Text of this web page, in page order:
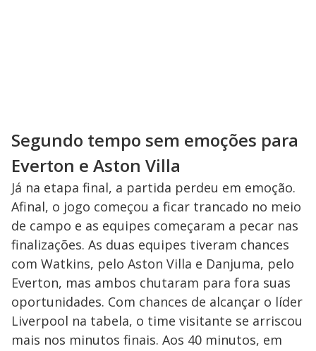
Segundo tempo sem emoções para
Everton e Aston Villa
Já na etapa final, a partida perdeu em emoção.
Afinal, o jogo começou a ficar trancado no meio
de campo e as equipes começaram a pecar nas
finalizações. As duas equipes tiveram chances
com Watkins, pelo Aston Villa e Danjuma, pelo
Everton, mas ambos chutaram para fora suas
oportunidades. Com chances de alcançar o líder
Liverpool na tabela, o time visitante se arriscou
mais nos minutos finais. Aos 40 minutos, em